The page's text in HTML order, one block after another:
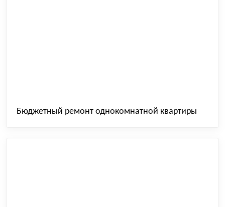
Бюджетный ремонт однокомнатной квартиры